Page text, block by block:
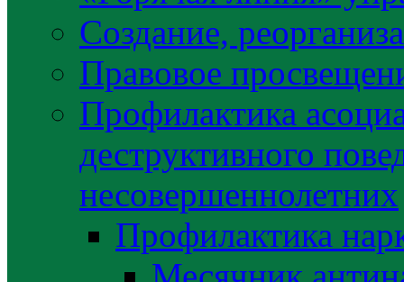
Создание,
Правовое
Профилактика
деструктивного
несовершеннолетних
Профилактика